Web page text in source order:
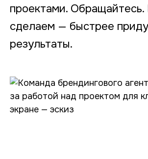
проектами.
сделаем — быстрее
результаты.